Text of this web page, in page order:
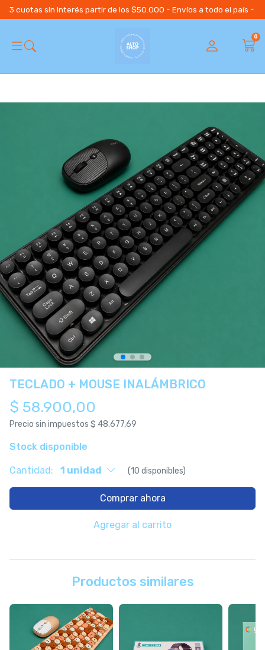
3 cuotas sin interés partir de los $50.000 - Envíos a todo el país -
0
TECLADO + MOUSE INALÁMBRICO
$ 58.900,00
Precio sin impuestos $ 48.677,69
Stock disponible
Cantidad: 1 unidad (10 disponibles)
Comprar ahora
Agregar al carrito
Productos similares